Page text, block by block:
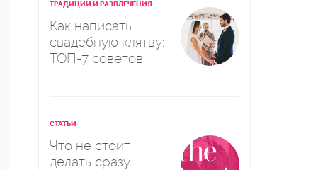
ТРАДИЦИИ И РАЗВЛЕЧЕНИЯ
Как написать
свадебную клятву:
ТОП-7 советов
СТАТЬИ
Что не стоит
делать сразу